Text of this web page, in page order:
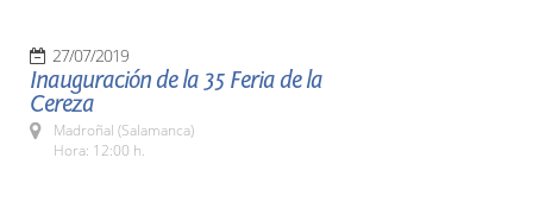
27/07/2019
Inauguración de la 35 Feria de la
Cereza
Madroñal (Salamanca)
Hora: 12:00 h.